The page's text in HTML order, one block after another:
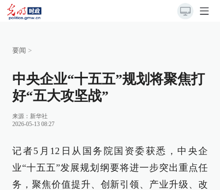
要闻 >
中央企业“十五五”规划将聚焦打
好“五大攻坚战”
来源： 新华社
2026-05-13 08:27
记者5月12日从国务院国资委获悉，中央企
业“十五五”发展规划纲要将进一步突出重点任
务，聚焦价值提升、创新引领、产业升级、改